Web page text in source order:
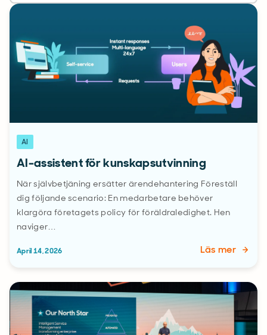
AI
AI-assistent för kunskapsutvinning
När självbetjäning ersätter ärendehantering Föreställ
dig följande scenario: En medarbetare behöver
klargöra företagets policy för föräldraledighet. Hen
naviger…
April 14, 2026 Läs mer